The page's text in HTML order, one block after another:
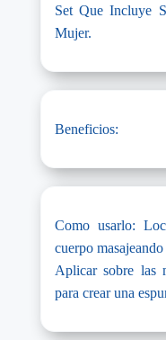
Set Que Incluye
Mujer.
Beneficios:
Como usarlo:
cuerpo
Aplicar sobre las
para crear una